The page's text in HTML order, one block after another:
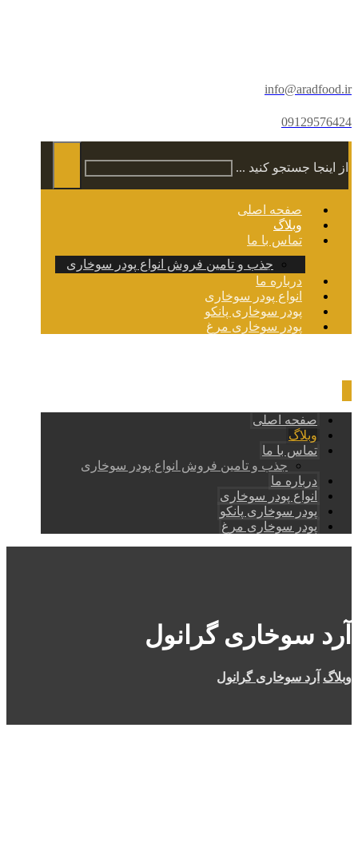
info@aradfood.ir
09129576424
از اینجا جستجو کنید ...
صفحه اصلی
وبلاگ
تماس با ما
جذب و تامین فروش انواع پودر سوخاری
درباره ما
انواع پودر سوخاری
پودر سوخاری پانکو
پودر سوخاری مرغ
صفحه اصلی
وبلاگ
تماس با ما
جذب و تامین فروش انواع پودر سوخاری
درباره ما
انواع پودر سوخاری
پودر سوخاری پانکو
پودر سوخاری مرغ
آرد سوخاری گرانول
وبلاگ آرد سوخاری گرانول